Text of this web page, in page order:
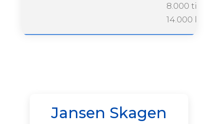
8.000 til
14.000
Jansen Skagen